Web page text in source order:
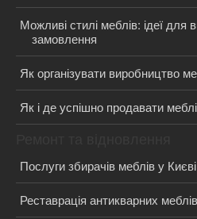
Можливі стилі меблів: ідеї для
замовлення
Як організувати виробництво
Як і де успішно продавати меблі
Послуги збирачів меблів у Києві
Реставрація антикварних меблів